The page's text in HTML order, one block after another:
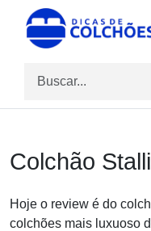
content
Dicas de Colchões
Site para Dicas de
Colchão
Hoje o review é do
colchões mais luxuoso